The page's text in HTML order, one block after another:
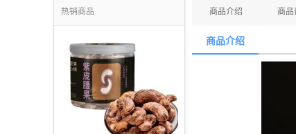
热销商品 商品介绍 商品
商品介绍